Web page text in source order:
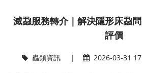
滅蝨服務轉介｜解決隱形床蝨
評價
蟲類資訊| 2026-03-31